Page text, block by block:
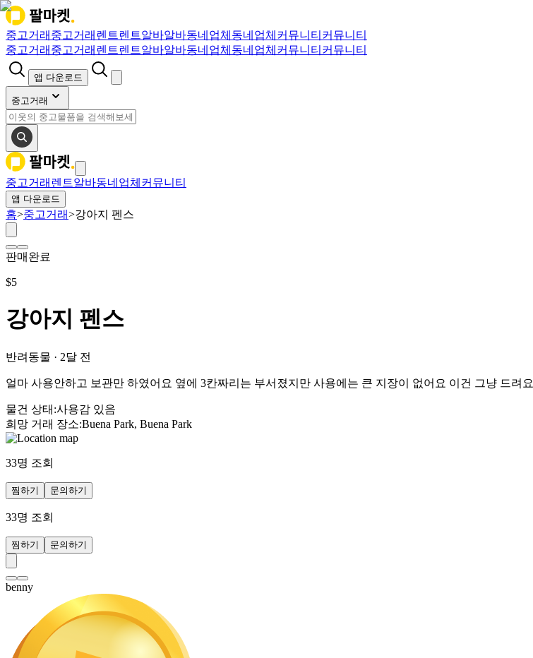
중고거래 중고거래 렌트렌트알바알바동네업체 동네업체 커뮤니티 커뮤니티
중고거래 중고거래 렌트렌트알바알바동네업체 동네업체 커뮤니티 커뮤니티
앱 다운로드
중고거래
중고거래 렌트알바동네업체 커뮤니티
앱 다운로드
홈>중고거래>강아지 펜스
판매완료
$5
강아지 펜스
반려동물 · 2달 전
얼마 사용안하고 보관만 하였어요 옆에 3칸짜리는 부서졌지만 사용에는 큰 지장이 없어요 이건 그냥 드려요
물건 상태 :사용감 있음
희망 거래 장소:Buena Park, Buena Park
33명 조회
찜하기 문의하기
33명 조회
찜하기 문의하기
benny